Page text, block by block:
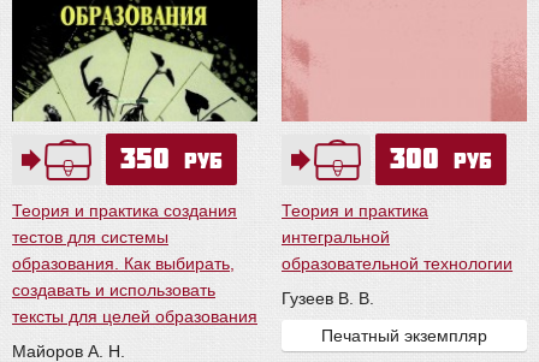
350 руб
Теория и практика создания
тестов для системы
образования. Как выбирать,
создавать и использовать
тексты для целей образования
Майоров А. Н.
300 руб
Теория и практика
интегральной
образовательной технологии
Гузеев В. В.
Печатный экземпляр